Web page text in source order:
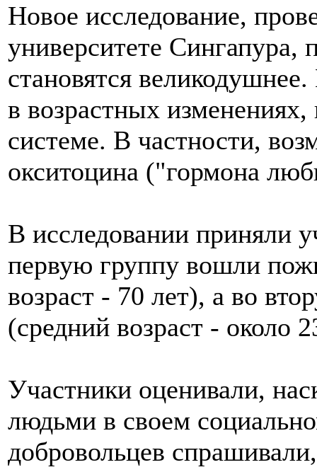
Новое исследование,
университете Сингапура,
становятся
в возрастных
системе. В частности,
окситоцина ("гормона
В исследовании приняли
первую группу вошли
возраст - 70 лет), а во
(средний возраст - около
Участники оценивали,
людьми в своем
добровольцев